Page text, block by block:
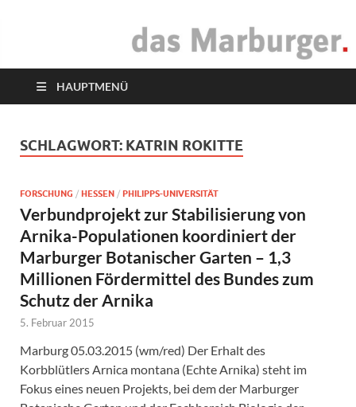
das Marburger.
HAUPTMENÜ
SCHLAGWORT: KATRIN ROKITTE
FORSCHUNG / HESSEN / PHILIPPS-UNIVERSITÄT
Verbundprojekt zur Stabilisierung von
Arnika-Populationen koordiniert der
Marburger Botanischer Garten – 1,3
Millionen Fördermittel des Bundes zum
Schutz der Arnika
5. Februar 2015
Marburg 05.03.2015 (wm/red) Der Erhalt des
Korbblütlers Arnica montana (Echte Arnika) steht im
Fokus eines neuen Projekts, bei dem der Marburger